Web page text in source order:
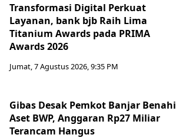
Transformasi Digital Perkuat
Layanan, bank bjb Raih Lima
Titanium Awards pada PRIMA
Awards 2026
Jumat, 7 Agustus 2026, 9:35 PM
Gibas Desak Pemkot Banjar Benahi
Aset BWP, Anggaran Rp27 Miliar
Terancam Hangus